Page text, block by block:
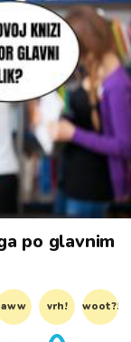
po glavnim
aww vrh! woot?!